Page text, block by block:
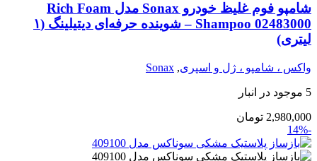
شامپو فوم غلیظ خودرو Sonax مدل Rich Foam
Shampoo 02483000 – شوینده حرفه‌ای دیتیلینگ (۱
لیتری)
واکس ، شامپو ، ژل و اسپری,
Sonax
5 موجود در انبار
2,980,000 تومان
-14%